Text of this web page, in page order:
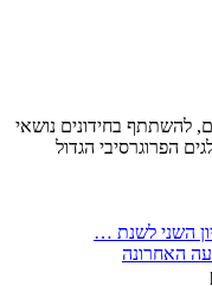
להשתתף בחידונים נושאי
הפרוגרסיבי הגדול
האחרונה